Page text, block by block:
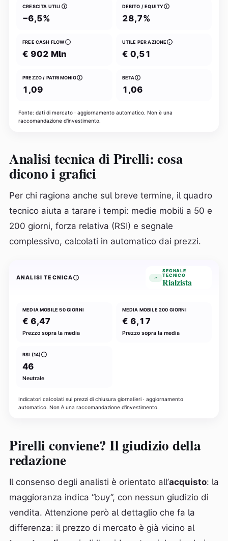
CRESCITA UTILI
−6,5%
DEBITO / EQUITY
28,7%
FREE CASH FLOW
€ 902 Mln
UTILE PER AZIONE
€ 0,51
PREZZO / PATRIMONIO
1,09
BETA
1,06
Fonte: dati di mercato · aggiornamento automatico. Non è una
raccomandazione d'investimento.
Analisi tecnica di Pirelli: cosa
dicono i grafici
Per chi ragiona anche sul breve termine, il quadro
tecnico aiuta a tarare i tempi: medie mobili a 50 e
200 giorni, forza relativa (RSI) e segnale
complessivo, calcolati in automatico dai prezzi.
ANALISI TECNICA
SEGNALE
TECNICO
Rialzista
MEDIA MOBILE 50 GIORNI
€ 6,47
Prezzo sopra la media
MEDIA MOBILE 200 GIORNI
€ 6,17
Prezzo sopra la media
RSI (14)
46
Neutrale
Indicatori calcolati sui prezzi di chiusura giornalieri · aggiornamento
automatico. Non è una raccomandazione d'investimento.
Pirelli conviene? Il giudizio della
redazione
Il consenso degli analisti è orientato all’acquisto: la
maggioranza indica “buy”, con nessun giudizio di
vendita. Attenzione però al dettaglio che fa la
differenza: il prezzo di mercato è già vicino al